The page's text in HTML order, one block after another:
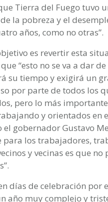
Tierra del Fuego tuvo
la pobreza y el
años, como no otras”.
es revertir esta
“esto no se va a dar
su tiempo y exigirá un
por parte de todos los
pero lo más
y orientados en
el gobernador Gustavo
para los trabajadores,
y vecinas es que no
días de celebración por
año muy complejo y